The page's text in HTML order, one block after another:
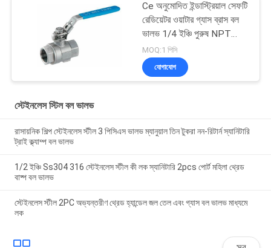
Ce অনুমোদিত ইন্ডাস্ট্রিয়াল সেফটি
রেডিয়েটর ওয়াটার গ্যাস ব্রাস বল
ভালভ 1/4 ইঞ্চি পুরুষ NPT
লিভার শাট অফ ভালভ
MOQ:1 পিসি
যোগাযোগ
স্টেইনলেস স্টিল বল ভালভ
রাসায়নিক শিল্প স্টেইনলেস স্টীল 3 পিসিএস ভালভ ম্যানুয়াল তিন টুকরা নন-রিটার্ন স্যানিটারি
ট্রাই ক্ল্যাম্প বল ভালভ
1/2 ইঞ্চি Ss304 316 স্টেইনলেস স্টীল কী লক স্যানিটারি 2pcs পোর্ট মহিলা থ্রেড
বাষ্প বল ভালভ
স্টেইনলেস স্টীল 2PC অভ্যন্তরীণ থ্রেড হ্যান্ডেল জল তেল এবং গ্যাস বল ভালভ মাধ্যমে
লক